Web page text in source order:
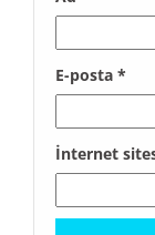
E-posta *
İnternet